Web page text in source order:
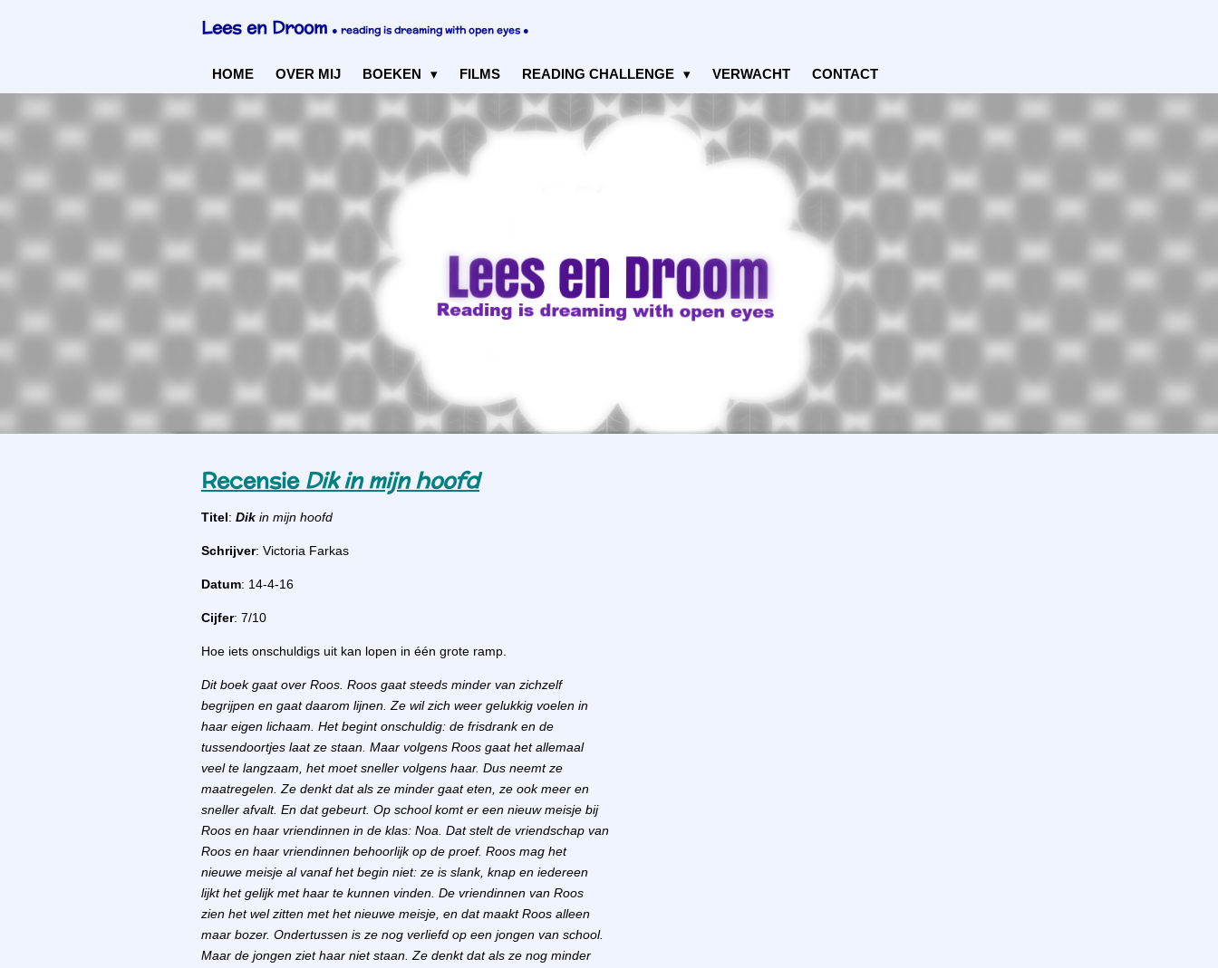
Lees en Droom ● reading is dreaming with open eyes ●
HOME OVER MIJ BOEKEN FILMS READING CHALLENGE VERWACHT CONTACT
Recensie Dik in mijn hoofd
Titel: Dik in mijn hoofd
Schrijver: Victoria Farkas
Datum: 14-4-16
Cijfer: 7/10
Hoe iets onschuldigs uit kan lopen in één grote ramp.
Dit boek gaat over Roos. Roos gaat steeds minder van zichzelf
begrijpen en gaat daarom lijnen. Ze wil zich weer gelukkig voelen in
haar eigen lichaam. Het begint onschuldig: de frisdrank en de
tussendoortjes laat ze staan. Maar volgens Roos gaat het allemaal
veel te langzaam, het moet sneller volgens haar. Dus neemt ze
maatregelen. Ze denkt dat als ze minder gaat eten, ze ook meer en
sneller afvalt. En dat gebeurt. Op school komt er een nieuw meisje bij
Roos en haar vriendinnen in de klas: Noa. Dat stelt de vriendschap van
Roos en haar vriendinnen behoorlijk op de proef. Roos mag het
nieuwe meisje al vanaf het begin niet: ze is slank, knap en iedereen
lijkt het gelijk met haar te kunnen vinden. De vriendinnen van Roos
zien het wel zitten met het nieuwe meisje, en dat maakt Roos alleen
maar bozer. Ondertussen is ze nog verliefd op een jongen van school.
Maar de jongen ziet haar niet staan. Ze denkt dat als ze nog minder